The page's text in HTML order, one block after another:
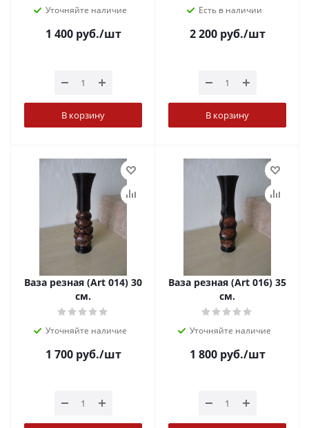
Уточняйте наличие
1 400руб./шт
В корзину
Есть в наличии
2 200руб./шт
В корзину
Ваза резная (Art 014) 30
см.
Уточняйте наличие
1 700руб./шт
Ваза резная (Art 016) 35
см.
Уточняйте наличие
1 800руб./шт